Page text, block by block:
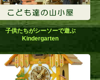
子供たちがシーソーで遊ぶ
Kindergarten